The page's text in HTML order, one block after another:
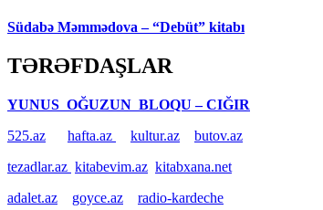
Südabə Məmmədova – “Debüt” kitabı
TƏRƏFDAŞLAR
YUNUS OĞUZUN BLOQU – CIĞIR
525.az
hafta.az kultur.az
butov.az
tezadlar.az kitabevim.az kitabxana.net
adalet.az
goyce.az
radio-kardeche